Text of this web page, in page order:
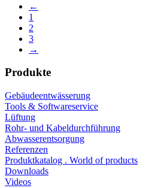
←
1
2
3
→
Produkte
Gebäudeentwässerung
Tools & Softwareservice
Lüftung
Rohr- und Kabeldurchführung
Abwasserentsorgung
Referenzen
Produktkatalog . World of products
Downloads
Videos